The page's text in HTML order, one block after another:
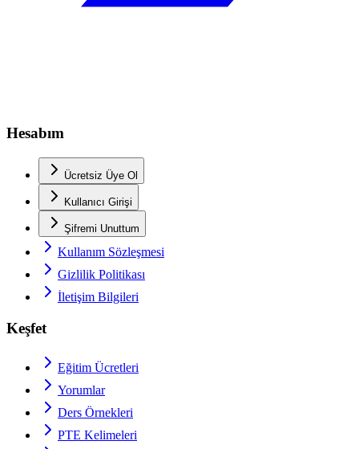
Hesabım
Ücretsiz Üye Ol
Kullanıcı Girişi
Şifremi Unuttum
Kullanım Sözleşmesi
Gizlilik Politikası
İletişim Bilgileri
Keşfet
Eğitim Ücretleri
Yorumlar
Ders Örnekleri
PTE Kelimeleri